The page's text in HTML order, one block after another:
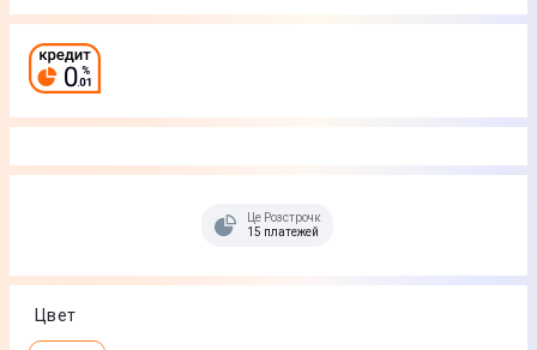
Це Розстрочка
15 платежей
Цвет